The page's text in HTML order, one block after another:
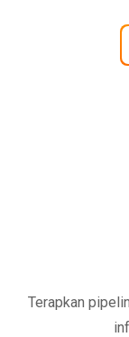
Terapkan